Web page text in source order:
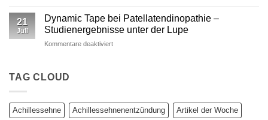
wissenschaftlich
fundierter
Kinesio
Dynamic
Tape
Parameter
21
Juli
Dynamic Tape bei Patellatendinopathie –
Studienergebnisse unter der Lupe
Kommentare deaktiviertfür
Studienergebnisse
unter
TAG CLOUD
Achillessehne Achillessehnenentzündung Artikel der Woche